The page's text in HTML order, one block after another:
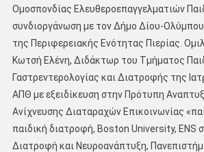
Ομοσπονδίας Ελευθεροεπαγγελματιών
συνδιοργάνωση με τον Δήμο Δίου-Ολύμπου
της Περιφερειακής Ενότητας Πιερίας.
Κωτσή Ελένη, Διδάκτωρ του Τμήματος
Γαστρεντερολογίας και Διατροφής της
ΑΠΘ με εξειδίκευση στην Πρότυπη
Ανίχνευσης Διαταραχών Επικοινωνίας
παιδική διατροφή, Boston University, ENS
Διατροφή και Νευροανάπτυξη,